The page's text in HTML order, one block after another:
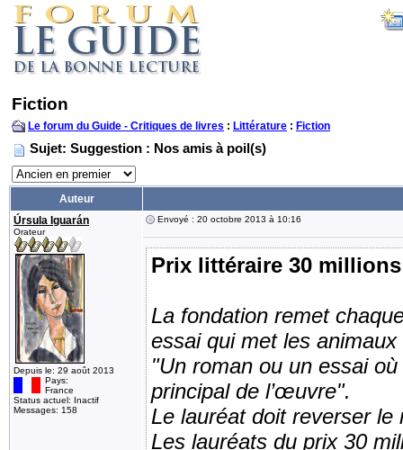
Fiction
Le forum du Guide - Critiques de livres : Littérature : Fiction
Sujet: Suggestion : Nos amis à poil(s)
Auteur
Úrsula Iguarán
Orateur
Depuis le: 29 août 2013
Pays:
France
Status actuel: Inactif
Messages: 158
Envoyé : 20 octobre 2013 à 10:16
Prix littéraire 30
La fondation remet
essai qui met les
"Un roman ou un essai
principal de l’œuvre".
Le lauréat doit reverser
Les lauréats du prix 30